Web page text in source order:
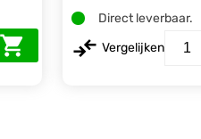
Direct leverbaar.
Vergelijken